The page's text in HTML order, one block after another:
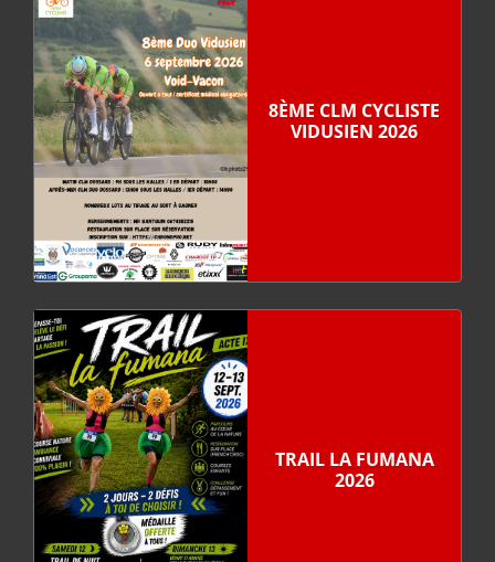
8ÈME CLM CYCLISTE
VIDUSIEN 2026
TRAIL LA FUMANA
2026